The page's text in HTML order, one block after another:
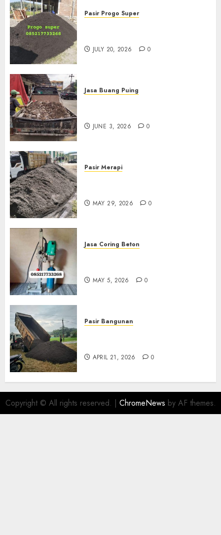
Pasir Progo Super
JULY 20, 2026 0
Jasa Buang Puing
JUNE 3, 2026 0
Pasir Merapi
MAY 29, 2026 0
Jasa Coring Beton
MAY 5, 2026 0
Pasir Bangunan
APRIL 21, 2026 0
Copyright © All rights reserved. | ChromeNews by AF themes.